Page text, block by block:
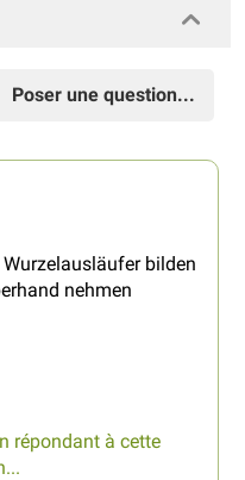
Poser une question...
bilden
nehmen
répondant à cette